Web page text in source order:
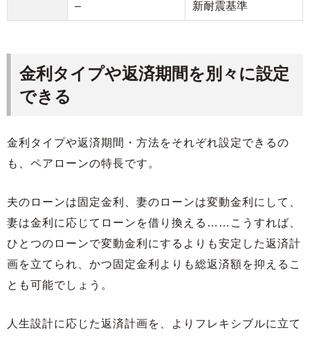
– 新耐震基準
金利タイプや返済期間を別々に設定
できる
金利タイプや返済期間・方法をそれぞれ設定できるの
も、ペアローンの特長です。
夫のローンは固定金利、妻のローンは変動金利にして、
妻は金利に応じてローンを借り換える……こうすれば、
ひとつのローンで変動金利にするよりも安定した返済計
画を立てられ、かつ固定金利よりも総返済額を抑えるこ
とも可能でしょう。
人生設計に応じた返済計画を、よりフレキシブルに立て